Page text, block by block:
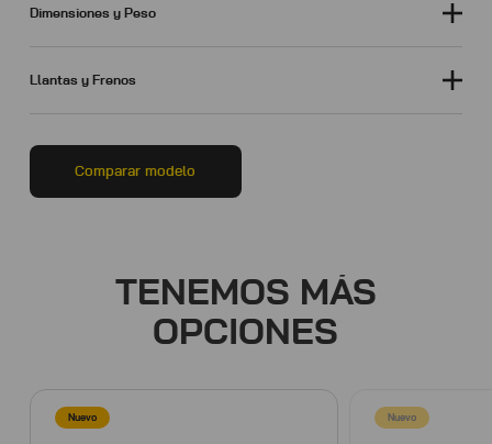
Dimensiones y Peso
Llantas y Frenos
Comparar modelo
TENEMOS MÁS
OPCIONES
Nuevo Nuevo